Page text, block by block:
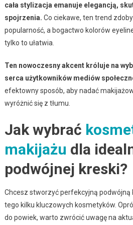
cała stylizacja emanuje elegancją,
spojrzenia. Co ciekawe, ten trend
popularność, a bogactwo kolorów
tylko to ułatwia.
Ten nowoczesny akcent króluje na
serca użytkowników mediów
efektowny sposób, aby nadać
wyróżnić się z tłumu.
Jak wybrać
makijażu dla
podwójnej kreski?
Chcesz stworzyć perfekcyjną podwójną
tego kilku kluczowych kosmetyków.
do powiek, warto zwrócić uwagę na